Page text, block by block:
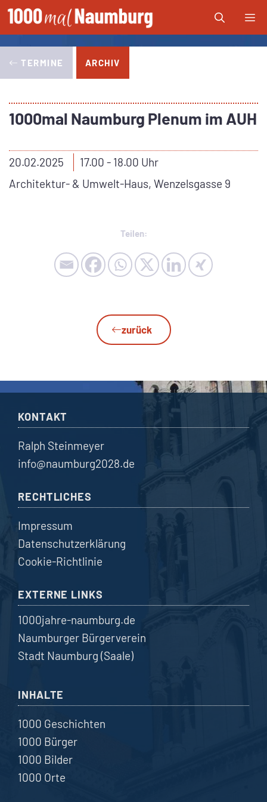
Zum
Inhalt
springen
TERMINE ARCHIV
1000mal Naumburg Plenum im AUH
20.02.2025
17.00 - 18.00 Uhr
Architektur- & Umwelt-Haus, Wenzelsgasse 9
Teilen:
zurück
KONTAKT
Ralph Steinmeyer
info@naumburg2028.de
RECHTLICHES
Impressum
Datenschutzerklärung
Cookie-Richtlinie
EXTERNE LINKS
1000jahre-naumburg.de
Naumburger Bürgerverein
Stadt Naumburg (Saale)
INHALTE
1000 Geschichten
1000 Bürger
1000 Bilder
1000 Orte